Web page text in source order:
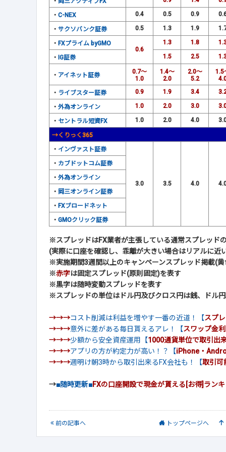
・ C-NEX 0.4 0.5 0.9
・ サクソバンク証券 0.5 1.3 1.9
・ FXプライム byGMO
0.6
1.3 1.8
・ IG証券 1.5 2.5
・ アイネット証券
0.7～
1.0
1.4～
2.0
2.0～
5.2
1.5
・ ライブスター証券 0.9 1.9 3.4
・ 外為オンライン 1.0 2.0 3.0
・ セントラル短資FX 1.0 2.0 4.0
→くりっく365
・ インヴァスト証券
3.0 3.5 4.0
・ カブドットコム証券
・ 外為オンライン
・ 岡三オンライン証券
・ FXブロードネット
・ GMOクリック証券
※スプレッドはFX業者が主張している通常スプレッド
(実際に口座を確認し、乖離が大きい場合はリアルに近
※実施期間3週間以上のキャンペーンスプレッド掲載(黄
※赤字は固定スプレッド(原則固定)を表す
※黒字は随時変動スプレッドを表す
※スプレッドの単位はドル円及びクロス円は銭、ドル
→→→コスト削減は利益を増やす一番の近道！【スプ
→→→意外に差がある毎日貰えるアレ！【スワップ金
→→→少額から安全資産運用【1000通貨単位で取引出
→→→アプリの方が約定力が高い！？【iPhone・
→→→週明け朝3時から取引出来るFX会社も！【取引可
→■随時更新■FXの口座開設で現金が貰える[お得]ラン
前の記事へ トップページへ